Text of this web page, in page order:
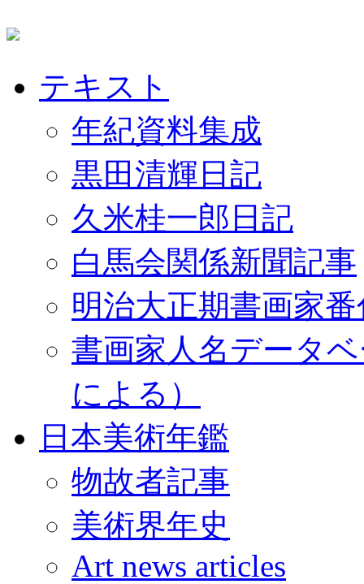
テキスト
年紀資料集成
黒田清輝日記
久米桂一郎日記
白馬会関係新聞記事
明治大正期書画家
書画家人名データ
による）
日本美術年鑑
物故者記事
美術界年史
Art news articles